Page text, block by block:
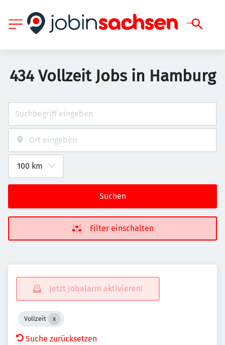
434 Vollzeit Jobs in Hamburg
Suchen
Filter einschalten
Jetzt Jobalarm aktivieren!
Vollzeit
Suche zurücksetzen